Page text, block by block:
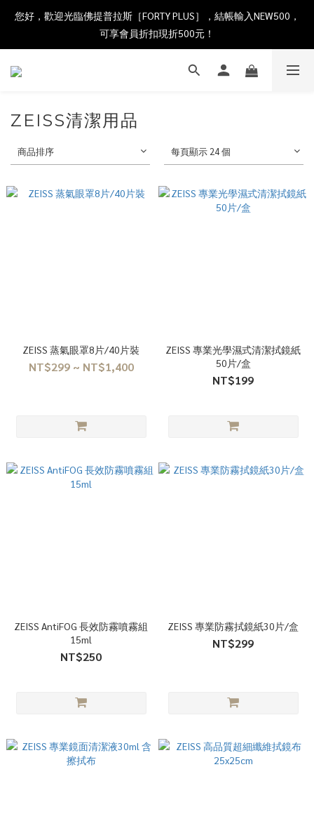
您好，歡迎光臨佛提普拉斯［FORTY PLUS］，結帳輸入NEW500，
可享會員折扣現折500元！
ZEISS清潔用品
商品排序 每頁顯示 24 個
ZEISS 蒸氣眼罩8片/40片裝
NT$299 ~ NT$1,400
ZEISS 專業光學濕式清潔拭鏡紙
50片/盒
NT$199
ZEISS AntiFOG 長效防霧噴霧組
15ml
NT$250
ZEISS 專業防霧拭鏡紙30片/盒
NT$299